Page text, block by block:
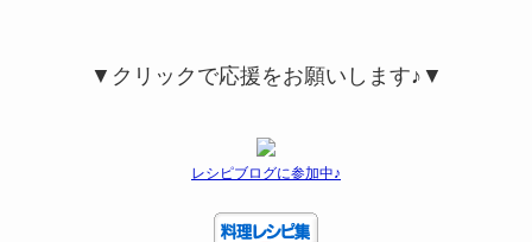
▼クリックで応援をお願いします♪▼
レシピブログに参加中♪